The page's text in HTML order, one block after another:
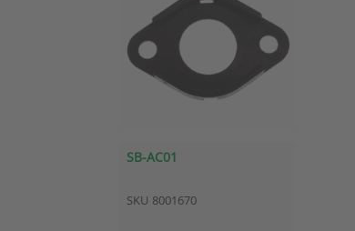
SB-AC01
SKU 8001670